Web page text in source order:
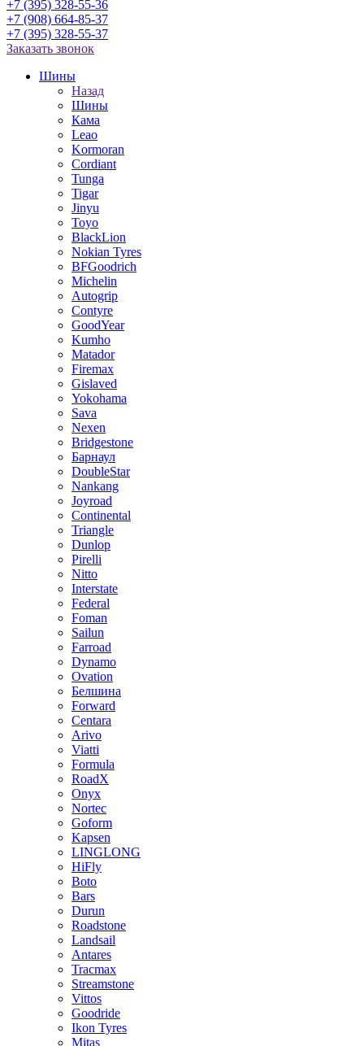
+7 (395) 328-55-36
+7 (908) 664-85-37
+7 (395) 328-55-37
Заказать звонок
Шины
Назад
Шины
Кама
Leao
Kormoran
Cordiant
Tunga
Tigar
Jinyu
Toyo
BlackLion
Nokian Tyres
BFGoodrich
Michelin
Autogrip
Contyre
GoodYear
Kumho
Matador
Firemax
Gislaved
Yokohama
Sava
Nexen
Bridgestone
Барнаул
DoubleStar
Nankang
Joyroad
Continental
Triangle
Dunlop
Pirelli
Nitto
Interstate
Federal
Foman
Sailun
Farroad
Dynamo
Ovation
Белшина
Forward
Centara
Arivo
Viatti
Formula
RoadX
Onyx
Nortec
Goform
Kapsen
LINGLONG
HiFly
Boto
Bars
Durun
Roadstone
Landsail
Antares
Tracmax
Streamstone
Vittos
Goodride
Ikon Tyres
Mitas